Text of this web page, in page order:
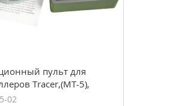
пульт для
Tracer,(MT-5),
02